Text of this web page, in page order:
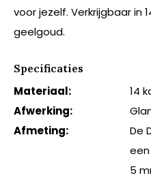
voor jezelf. Verkrijgbaar in
geelgoud.
Specificaties
Materiaal:
14
Afwerking:
Afmeting:
De
5